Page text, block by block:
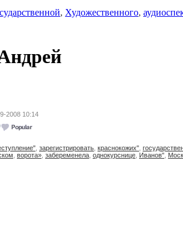
, Художественного,
2008 10:14
зарегистрировать краснокожих"
ворота» забеременела однокурснице Иванов"